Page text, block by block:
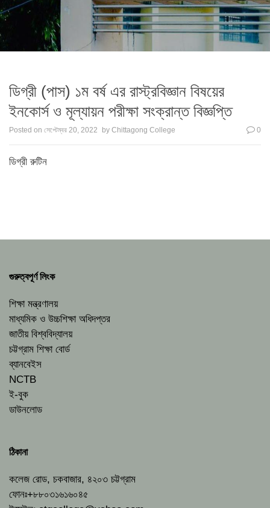
ডিগ্রী (পাস) ১ম বর্ষ এর রাস্ট্রবিজ্ঞান বিষয়ের
ইনকোর্স ও মূল্যায়ন পরীক্ষা সংক্রান্ত বিজ্ঞপ্তি
Posted on সেপ্টেম্বর 20, 2022 by Chittagong College 0
ডিগ্রী রুটিন
গুরুত্বপূর্ণ লিংক
শিক্ষা মন্ত্রণালয়
মাধ্যমিক ও উচ্চশিক্ষা অধিদপ্তর
জাতীয় বিশ্ববিদ্যালয়
চট্টগ্রাম শিক্ষা বোর্ড
ব্যানবেইস
NCTB
ই-বুক
ডাউনলোড
ঠিকানা
কলেজ রোড, চকবাজার, ৪২০৩ চট্টগ্রাম
ফোনঃ+৮৮০৩১৬১৬০৪৫